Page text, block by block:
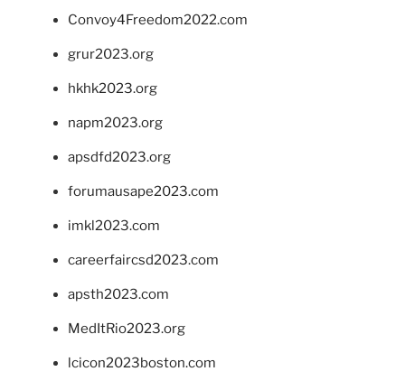
Convoy4Freedom2022.com
grur2023.org
hkhk2023.org
napm2023.org
apsdfd2023.org
forumausape2023.com
imkl2023.com
careerfaircsd2023.com
apsth2023.com
MedItRio2023.org
lcicon2023boston.com